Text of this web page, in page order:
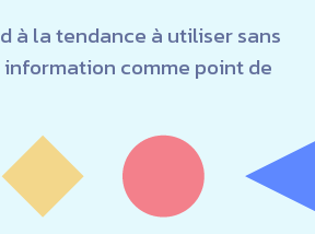
à la tendance à utiliser sans
comme point de